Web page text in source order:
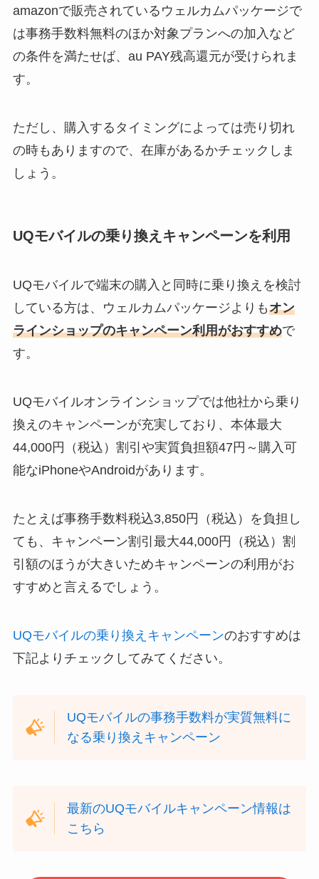
amazonで販売されているウェルカムパッケージで
は事務手数料無料のほか対象プランへの加入など
の条件を満たせば、au PAY残高還元が受けられま
す。
ただし、購入するタイミングによっては売り切れ
の時もありますので、在庫があるかチェックしま
しょう。
UQモバイルの乗り換えキャンペーンを利用
UQモバイルで端末の購入と同時に乗り換えを検討
している方は、ウェルカムパッケージよりもオン
ラインショップのキャンペーン利用がおすすめで
す。
UQモバイルオンラインショップでは他社から乗り
換えのキャンペーンが充実しており、本体最大
44,000円（税込）割引や実質負担額47円～購入可
能なiPhoneやAndroidがあります。
たとえば事務手数料税込3,850円（税込）を負担し
ても、キャンペーン割引最大44,000円（税込）割
引額のほうが大きいためキャンペーンの利用がお
すすめと言えるでしょう。
UQモバイルの乗り換えキャンペーンのおすすめは
下記よりチェックしてみてください。
UQモバイルの事務手数料が実質無料に
なる乗り換えキャンペーン
最新のUQモバイルキャンペーン情報は
こちら